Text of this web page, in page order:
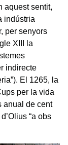
aquest sentit,
indústria
per senyors
XIII la
indirecte
El 1265, la
per la vida
anual de cent
“a obs